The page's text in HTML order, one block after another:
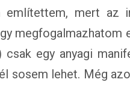
említettem, mert az
megfogalmazhatom
egy anyagi
sosem lehet. Még